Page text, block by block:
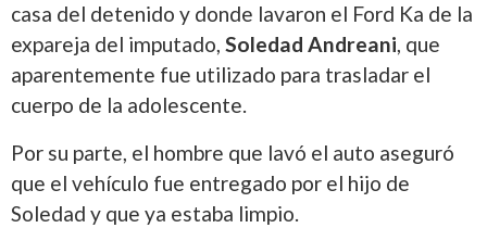
casa del detenido y donde lavaron el Ford Ka de la
expareja del imputado, Soledad Andreani, que
aparentemente fue utilizado para trasladar el
cuerpo de la adolescente.
Por su parte, el hombre que lavó el auto aseguró
que el vehículo fue entregado por el hijo de
Soledad y que ya estaba limpio.